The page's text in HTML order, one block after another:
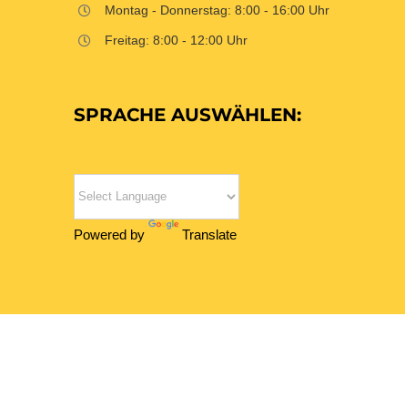
Montag - Donnerstag: 8:00 - 16:00 Uhr
Freitag: 8:00 - 12:00 Uhr
SPRACHE AUSWÄHLEN:
Powered by Translate